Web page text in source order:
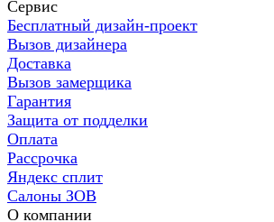
Сервис
Бесплатный дизайн-проект
Вызов дизайнера
Доставка
Вызов замерщика
Гарантия
Защита от подделки
Оплата
Рассрочка
Яндекс сплит
Салоны ЗОВ
О компании